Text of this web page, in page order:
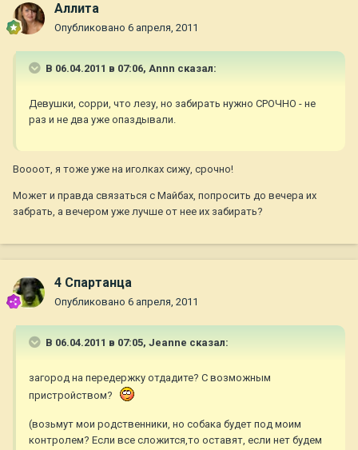
Аллита
Опубликовано 6 апреля, 2011
В 06.04.2011 в 07:06, Annn сказал:
Девушки, сорри, что лезу, но забирать нужно СРОЧНО - не
раз и не два уже опаздывали.
Воооот, я тоже уже на иголках сижу, срочно!
Может и правда связаться с Майбах, попросить до вечера их
забрать, а вечером уже лучше от нее их забирать?
4 Спартанца
Опубликовано 6 апреля, 2011
В 06.04.2011 в 07:05, Jeanne сказал:
загород на передержку отдадите? С возможным
пристройством?
(возьмут мои родственники, но собака будет под моим
контролем? Если все сложится,то оставят, если нет будем